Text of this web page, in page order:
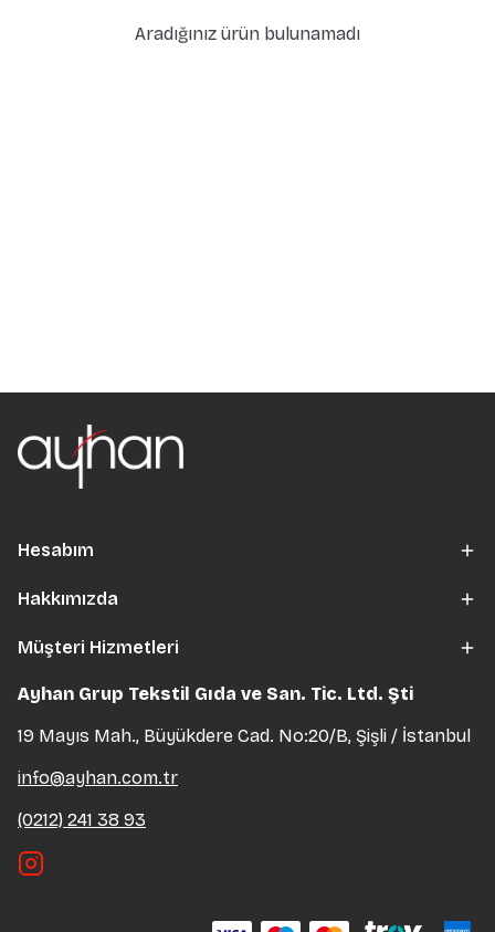
Aradığınız ürün bulunamadı
Hesabım
Hakkımızda
Müşteri Hizmetleri
Ayhan Grup Tekstil Gıda ve San. Tic. Ltd. Şti
19 Mayıs Mah., Büyükdere Cad. No:20/B, Şişli / İstanbul
info@ayhan.com.tr
(0212) 241 38 93